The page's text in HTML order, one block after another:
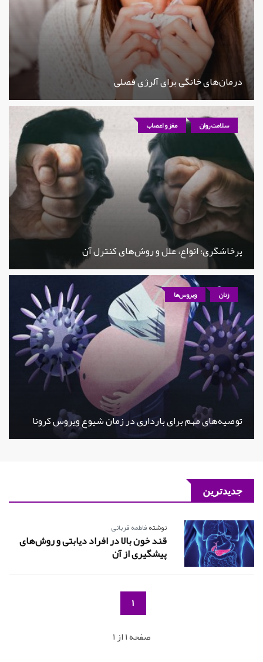
درمان‌های خانگی برای آلرژی فصلی
سلامت روان مغز و اعصاب
پرخاشگری؛ انواع، علل و روش‌های کنترل آن
زنان ویروس‌ها
توصیه‌های مهم برای بارداری در زمان شیوع ویروس کرونا
جدیدترین
نوشتهفاطمه قربانی
قند خون بالا در افراد دیابتی و روش‌های
پیشگیری از آن
1
صفحه 1 از 1